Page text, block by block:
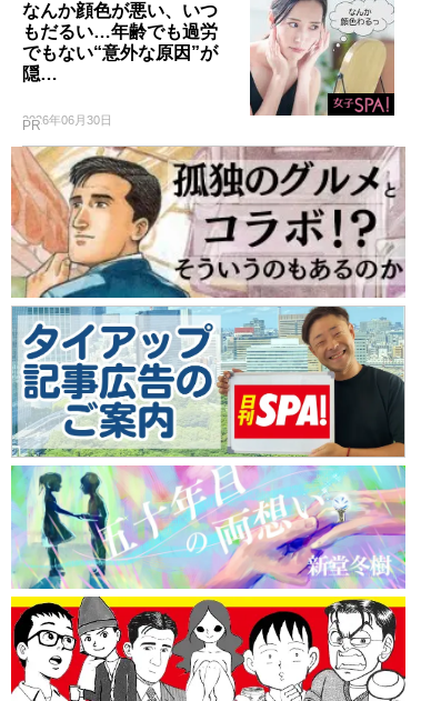
なんか顔色が悪い、いつ
もだるい…年齢でも過労
でもない“意外な原因”が
隠…
2026年06月30日
PR